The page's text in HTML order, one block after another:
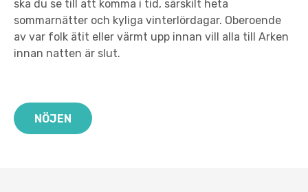
ska du se till att komma i tid, särskilt heta
sommarnätter och kyliga vinterlördagar. Oberoende
av var folk ätit eller värmt upp innan vill alla till Arken
innan natten är slut.
NÖJEN